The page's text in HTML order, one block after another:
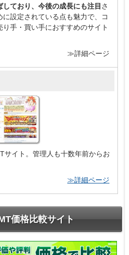
ており、今後の成長にも注目さ
設定されている点も魅力で、コ
手・買い手におすすめのサイト
≫詳細ページ
サイト。管理人も十数年前からお
≫詳細ページ
価格比較サイト